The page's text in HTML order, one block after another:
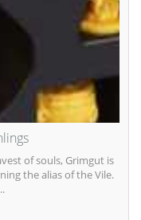
of souls, Grimgut is
the alias of the Vile.